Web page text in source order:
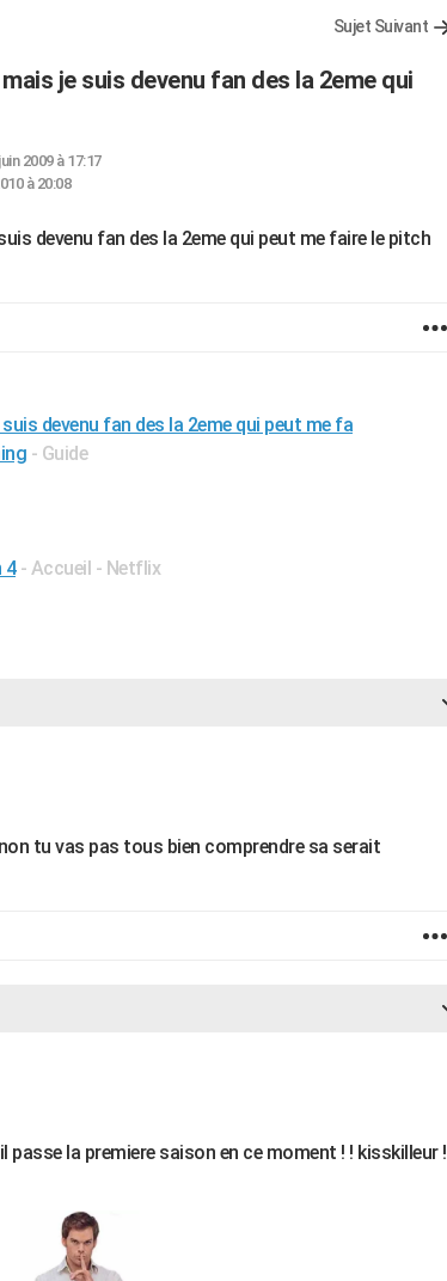
Sujet Suivant
je suis devenu fan des la 2eme qui
2009 à 17:17
à 20:08
devenu fan des la 2eme qui peut me faire le pitch
devenu fan des la 2eme qui peut me fa
- Guide
4 - Accueil - Netflix
tu vas pas tous bien comprendre sa serait
la premiere saison en ce moment ! ! kisskilleur !